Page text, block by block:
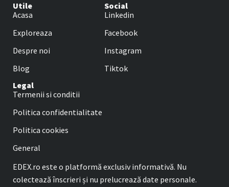
Utile
Acasa
Exploreaza
Despre noi
Blog
Social
Linkedin
Facebook
Instagram
Tiktok
Legal
Termenii si conditii
Politica confidentialitate
Politica cookies
General
EDEX.ro este o platformă exclusiv informativă. Nu
colectează înscrieri și nu prelucrează date personale.